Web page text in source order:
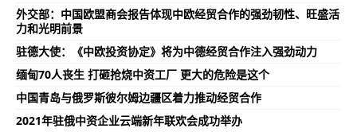
外交部：中国欧盟商会报告体现中欧经贸合作的强劲韧性、旺盛活
力和光明前景
驻德大使：《中欧投资协定》将为中德经贸合作注入强劲动力
缅甸70人丧生 打砸抢烧中资工厂 更大的危险是这个
中国青岛与俄罗斯彼尔姆边疆区着力推动经贸合作
2021年驻俄中资企业云端新年联欢会成功举办